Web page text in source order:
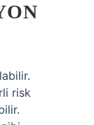
risk